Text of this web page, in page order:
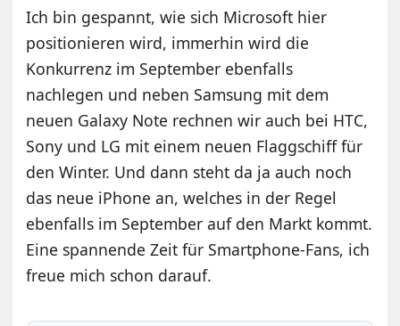
Ich bin gespannt, wie sich Microsoft hier
positionieren wird, immerhin wird die
Konkurrenz im September ebenfalls
nachlegen und neben Samsung mit dem
neuen Galaxy Note rechnen wir auch bei HTC,
Sony und LG mit einem neuen Flaggschiff für
den Winter. Und dann steht da ja auch noch
das neue iPhone an, welches in der Regel
ebenfalls im September auf den Markt kommt.
Eine spannende Zeit für Smartphone-Fans, ich
freue mich schon darauf.